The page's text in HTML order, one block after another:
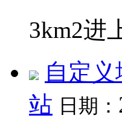
3km2进
自定
站 日期：